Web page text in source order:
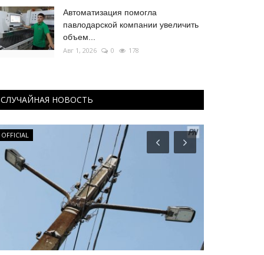
Автоматизация помогла
павлодарской компании увеличить
объем...
Авг 1, 2026 0 178
СЛУЧАЙНАЯ НОВОСТЬ
OFFICIAL